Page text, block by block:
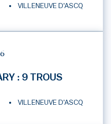
VILLENEUVE D'ASCQ
: 9 TROUS
VILLENEUVE D'ASCQ